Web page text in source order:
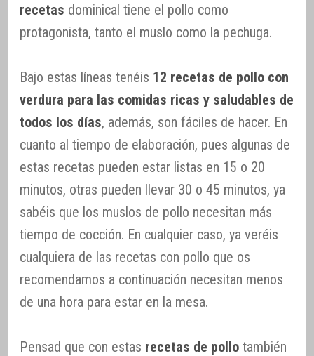
recetas dominical tiene el pollo como
protagonista, tanto el muslo como la pechuga.
Bajo estas líneas tenéis 12 recetas de pollo con
verdura para las comidas ricas y saludables de
todos los días, además, son fáciles de hacer. En
cuanto al tiempo de elaboración, pues algunas de
estas recetas pueden estar listas en 15 o 20
minutos, otras pueden llevar 30 o 45 minutos, ya
sabéis que los muslos de pollo necesitan más
tiempo de cocción. En cualquier caso, ya veréis
cualquiera de las recetas con pollo que os
recomendamos a continuación necesitan menos
de una hora para estar en la mesa.
Pensad que con estas recetas de pollo también